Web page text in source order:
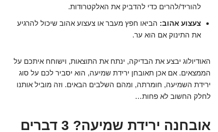
להוריד/להרים כדי להדביק את האלקטרודות.
צעצוע אהוב: הביאו חפץ מעבר או צעצוע אהוב שיכול להרגיע
את התינוק אם הוא ער.
האודיולוג יבצע את הבדיקה, ינתח את התוצאות, וישוחח איתכם על
הממצאים. אם אכן תאובחן ירידת שמיעה, הוא יסביר לכם על סוג
ירידת השמיעה, חומרתה, ומהם השלבים הבאים. וזה מוביל אותנו
לחלק החשוב לא פחות…
אובחנה ירידת שמיעה? 3 דברים